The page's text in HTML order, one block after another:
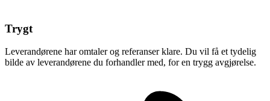
Trygt
Leverandørene har omtaler og referanser klare. Du vil få et tydelig
bilde av leverandørene du forhandler med, for en trygg avgjørelse.